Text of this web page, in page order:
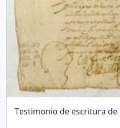
Testimonio de escritura